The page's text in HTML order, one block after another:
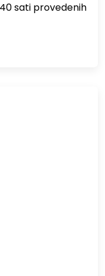
sati provedenih